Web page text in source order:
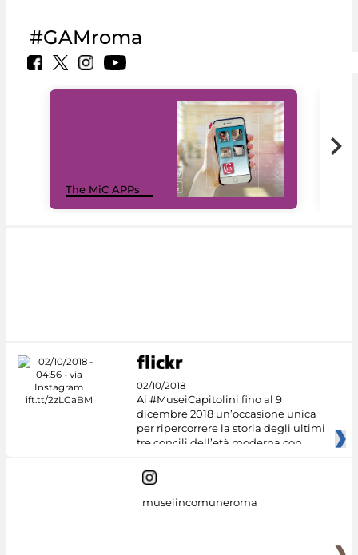
#GAMroma
The MiC APPs
02/10/2018
Ai #MuseiCapitolini fino al 9
dicembre 2018 un’occasione unica
per ripercorrere la storia degli ultimi
tre concili dell’età moderna con
museiincomuneroma